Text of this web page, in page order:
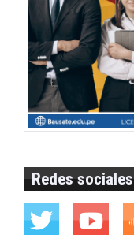
Redes sociales